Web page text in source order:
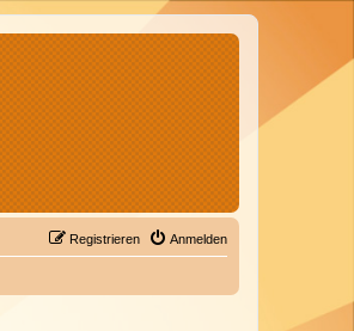
Anmelden
Registrieren